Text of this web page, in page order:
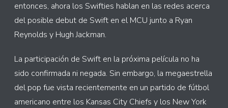
entonces, ahora los Swifties hablan en las redes acerca
del posible debut de Swift en el MCU junto a Ryan
Reynolds y Hugh Jackman.
La participación de Swift en la próxima película no ha
sido confirmada ni negada. Sin embargo, la megaestrella
del pop fue vista recientemente en un partido de fútbol
americano entre los Kansas City Chiefs y los New York